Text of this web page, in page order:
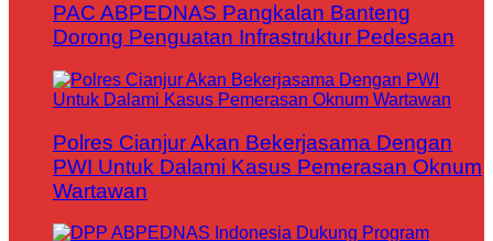
PAC ABPEDNAS Pangkalan Banteng
Dorong Penguatan Infrastruktur Pedesaan
Polres Cianjur Akan Bekerjasama Dengan
PWI Untuk Dalami Kasus Pemerasan Oknum
Wartawan